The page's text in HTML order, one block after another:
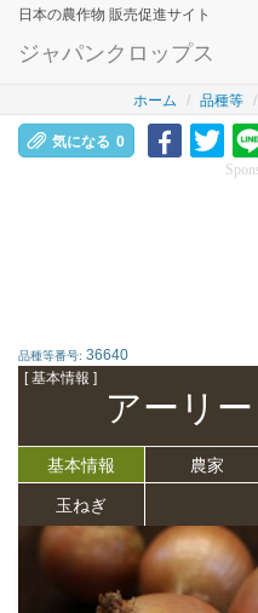
日本の農作物 販売促進サイト
ジャパンクロップス
ホーム 品種等
気になる 0
品種等番号: 36640
[ 基本情報 ]
アーリ
基本情報 農家
玉ねぎ